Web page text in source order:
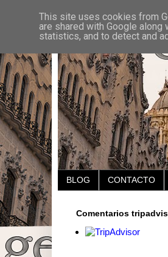
BLOG CONTACTO
Comentarios
This site uses cookies from
are shared with Google
statistics, and to detect and